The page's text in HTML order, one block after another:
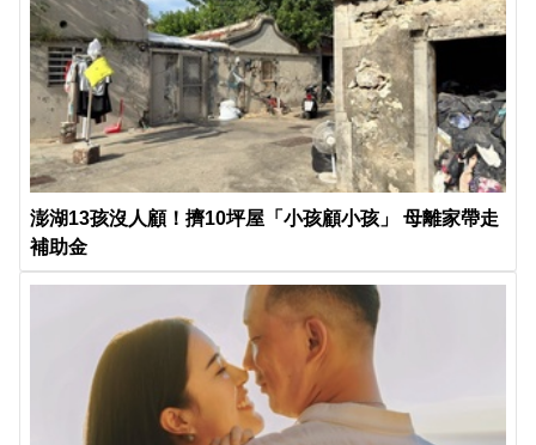
澎湖13孩沒人顧！擠10坪屋「小孩顧小孩」 母離家帶走
補助金